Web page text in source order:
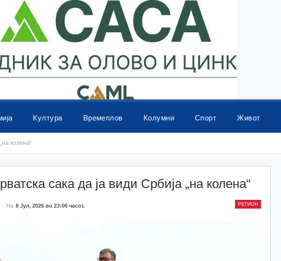
Култура Времеплов Колумни Спорт Живот
колена“
сака да ја види Србија „на колена“
РЕГИОН
На 8 Јул, 2026 во 23:06 часот.